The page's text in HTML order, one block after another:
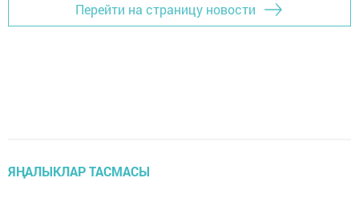
Перейти на страницу новости
ЯҢАЛЫКЛАР ТАСМАСЫ